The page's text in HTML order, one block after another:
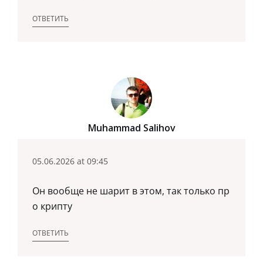
ОТВЕТИТЬ
Muhammad Salihov
05.06.2026 at 09:45
Он вообще не шарит в этом, так только пр
о крипту
ОТВЕТИТЬ